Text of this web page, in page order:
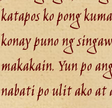
katapos ko pong
konay puno ng
makakain. Yun po
nabati po ulit ako at